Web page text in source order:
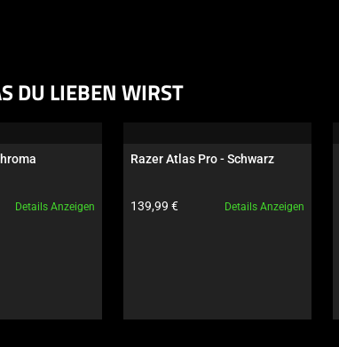
DU LIEBEN WIRST
Details Anzeigen
Razer Atlas Pro - Schwarz
Produktpreis:
139,99 € Details Anzeigen